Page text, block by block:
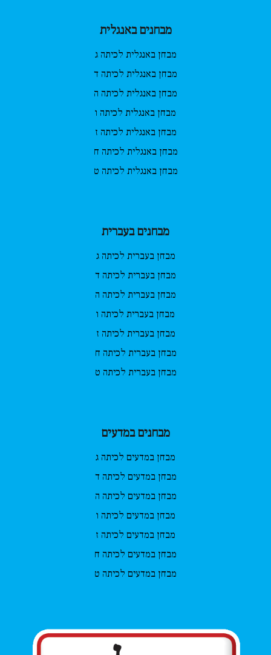
מבחנים באנגלית
מבחן באנגלית לכיתה ג
מבחן באנגלית לכיתה ד
מבחן באנגלית לכיתה ה
מבחן באנגלית לכיתה ו
מבחן באנגלית לכיתה ז
מבחן באנגלית לכיתה ח
מבחן באנגלית לכיתה ט
מבחנים בעברית
מבחן בעברית לכיתה ג
מבחן בעברית לכיתה ד
מבחן בעברית לכיתה ה
מבחן בעברית לכיתה ו
מבחן בעברית לכיתה ז
מבחן בעברית לכיתה ח
מבחן בעברית לכיתה ט
מבחנים במדעים
מבחן במדעים לכיתה ג
מבחן במדעים לכיתה ד
מבחן במדעים לכיתה ה
מבחן במדעים לכיתה ו
מבחן במדעים לכיתה ז
מבחן במדעים לכיתה ח
מבחן במדעים לכיתה ט